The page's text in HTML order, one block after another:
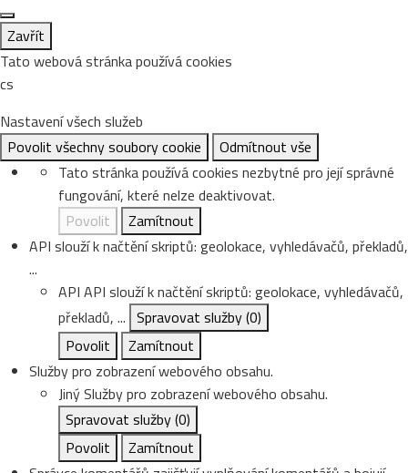
Zavřít
Tato webová stránka používá cookies
cs
Nastavení všech služeb
Povolit všechny soubory cookie
Odmítnout vše
Tato stránka používá cookies nezbytné pro její správné
fungování, které nelze deaktivovat.
Povolit
Zamítnout
API slouží k načtění skriptů: geolokace, vyhledávačů, překladů,
...
API API slouží k načtění skriptů: geolokace, vyhledávačů,
překladů, ... Spravovat služby(0)
Povolit
Zamítnout
Služby pro zobrazení webového obsahu.
JinýSlužby pro zobrazení webového obsahu.
Spravovat služby(0)
Povolit
Zamítnout